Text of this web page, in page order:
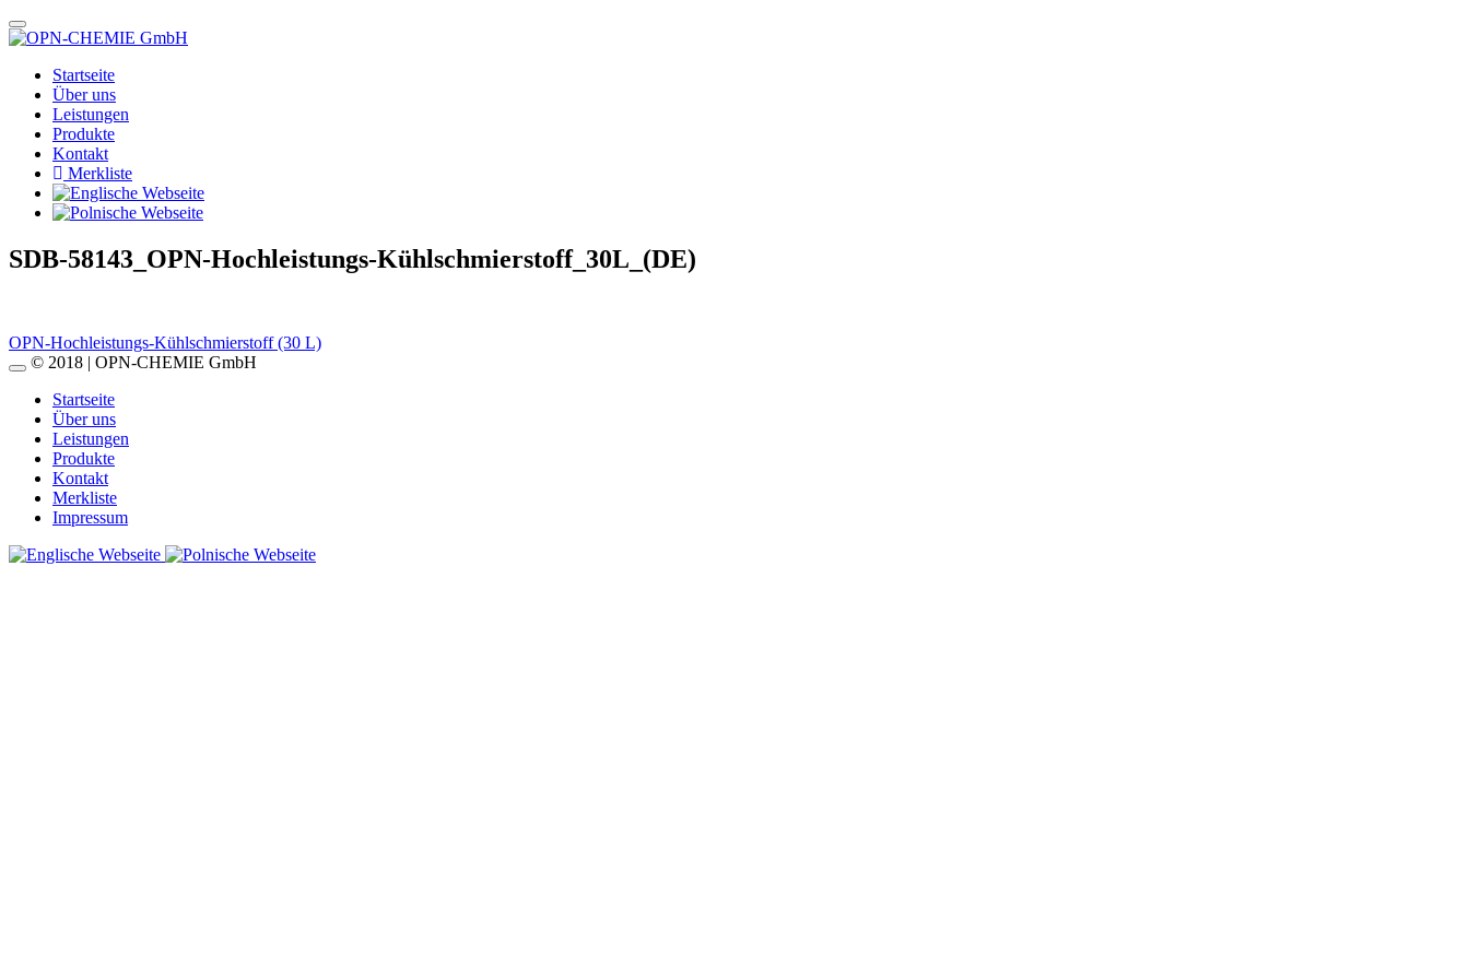
Startseite
Über uns
Leistungen
Produkte
Kontakt
Merkliste
SDB-58143_OPN-Hochleistungs-Kühlschmierstoff_30L_(DE)
Beitragsnavigation
OPN-Hochleistungs-Kühlschmierstoff (30 L)
© 2018 | OPN-CHEMIE GmbH
Startseite
Über uns
Leistungen
Produkte
Kontakt
Merkliste
Impressum